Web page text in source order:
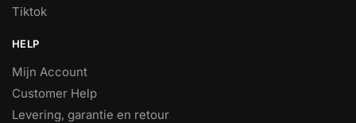
Tiktok
HELP
Mijn Account
Customer Help
Levering, garantie en retour